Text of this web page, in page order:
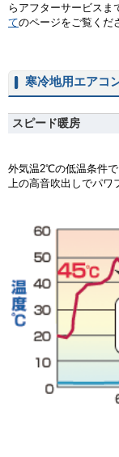
らアフターサービスま
てのページをご覧くだ
寒冷地用エアコ
スピード暖房
外気温2℃の低温条件
上の高音吹出しでパワ